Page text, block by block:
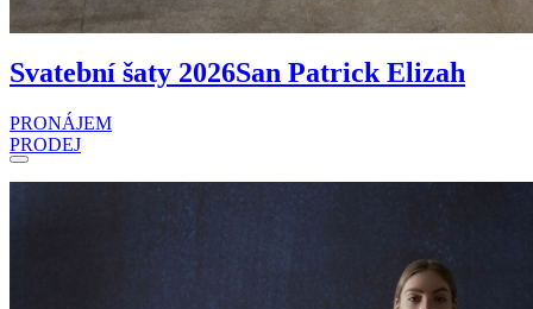
Svatební šaty 2026San Patrick Elizah
PRONÁJEM
PRODEJ